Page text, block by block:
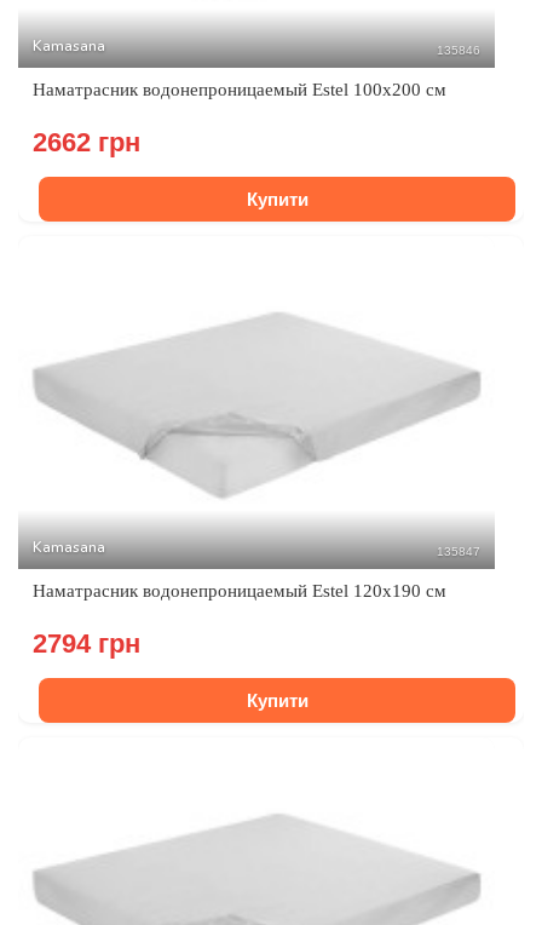
Kamasana 135846
Наматрасник водонепроницаемый Estel 100x200 см
2662 грн
Купити
Kamasana 135847
Наматрасник водонепроницаемый Estel 120x190 см
2794 грн
Купити